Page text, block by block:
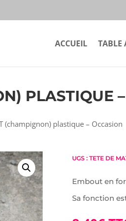
ACCUEIL TABLE
PLASTIQUE
(champignon) plastique – Occasion
UGS : TETE DE
Embout en
Sa fonction